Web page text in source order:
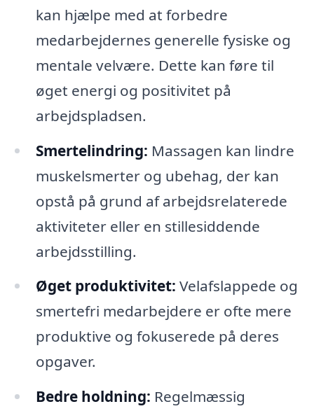
kan hjælpe med at forbedre
medarbejdernes generelle fysiske og
mentale velvære. Dette kan føre til
øget energi og positivitet på
arbejdspladsen.
Smertelindring: Massagen kan lindre
muskelsmerter og ubehag, der kan
opstå på grund af arbejdsrelaterede
aktiviteter eller en stillesiddende
arbejdsstilling.
Øget produktivitet: Velafslappede og
smertefri medarbejdere er ofte mere
produktive og fokuserede på deres
opgaver.
Bedre holdning: Regelmæssig